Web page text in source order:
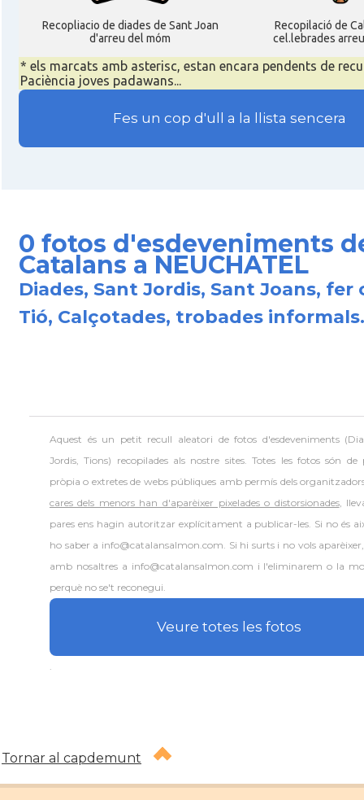
Recopliacio de diades de Sant Joan
d'arreu del móm
Recopilació de
cel.lebrades
* els marcats amb asterisc, estan encara pendents de
Paciència joves padawans...
Fes un cop d'ull a la llista sencera
0 fotos d'esdeveniments
Catalans a NEUCHATEL
Diades, Sant Jordis, Sant Joans, fer
Tió, Calçotades, trobades
Aquest és un petit recull aleatori defotos d'esdeveniments
Jordis, Tions) recopilades als nostre sites. Totes les fotos són de
pròpia o extretes de webs públiques amb permís dels
cares dels menors han d'aparèixer pixelades o distorsionades,
pares ens hagin autoritzar explícitament a publicar-les. Si no és
ho saber a info@catalansalmon.com. Si hi surts i no vols
amb nosaltres a info@catalansalmon.com i l'eliminarem o la
perquè no se't reconegui.
Veure totes les fotos
Tornar al capdemunt